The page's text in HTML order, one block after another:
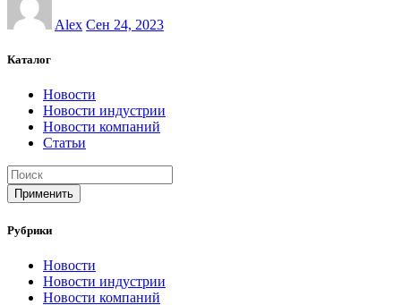
Alex Сен 24, 2023
Каталог
Новости
Новости индустрии
Новости компаний
Статьи
Применить
Рубрики
Новости
Новости индустрии
Новости компаний